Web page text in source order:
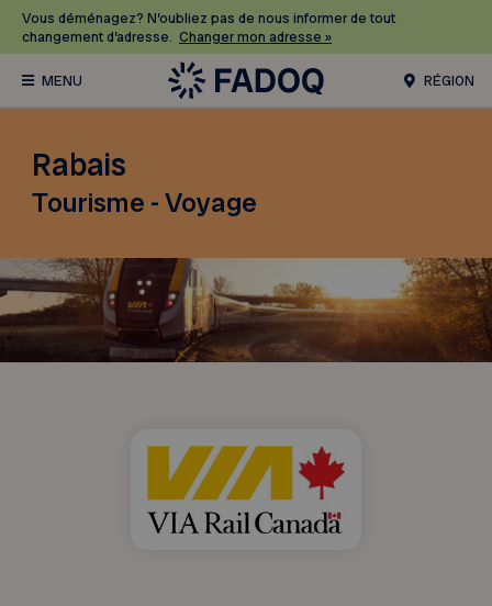
Vous déménagez? N’oubliez pas de nous informer de tout
changement d’adresse. Changer mon adresse »
RÉGION
Rabais
Tourisme - Voyage